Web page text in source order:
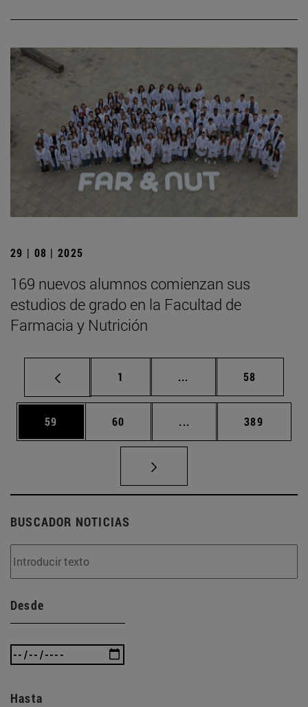
29 | 08 | 2025
169 nuevos alumnos comienzan sus
estudios de grado en la Facultad de
Farmacia y Nutrición
Página
1 ... Páginas intermedias
Página
58
Página
59 Página
60 ... Páginas intermedias
Página
389
BUSCADOR NOTICIAS
Desde
Hasta